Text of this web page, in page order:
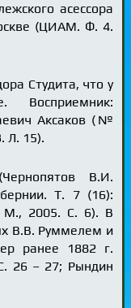
асессора
(ЦИАМ. Ф. 4.
Студита, что у
Восприемник:
Аксаков (№
Л. 15).
В.И.
Т. 7 (16):
М., 2005. С. 6). В
В.В. Руммелем и
ранее 1882 г.
26 – 27; Рындин